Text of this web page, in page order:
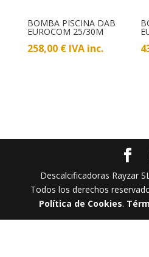
BOMBA PISCINA DAB
EUROCOM 25/30M
258,00 € IVA inc.
Descalcificadoras Rayzar
Todos los derechos
Política de Cookies.